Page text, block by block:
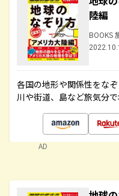
陸編
BOOKS
各国の地形や関係性をな
川や街道、島など旅気分
AD